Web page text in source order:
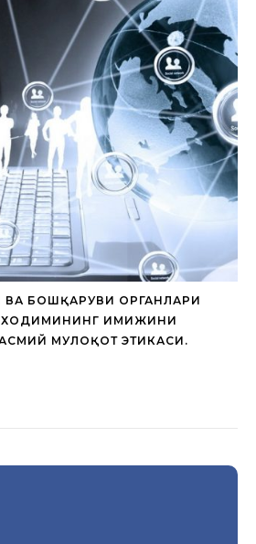
ВА БОШҚАРУВИ ОРГАНЛАРИ
ХОДИМИНИНГ ИМИЖИНИ
МУЛОҚОТ ЭТИКАСИ.